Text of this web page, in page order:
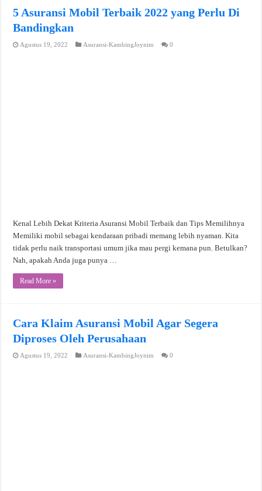
5 Asuransi Mobil Terbaik 2022 yang Perlu Di
Bandingkan
Agustus 19, 2022 Asuransi-KambingJoynim 0
Kenal Lebih Dekat Kriteria Asuransi Mobil Terbaik dan Tips Memilihnya
Memiliki mobil sebagai kendaraan pribadi memang lebih nyaman. Kita
tidak perlu naik transportasi umum jika mau pergi kemana pun. Betulkan?
Nah, apakah Anda juga punya …
Read More »
Cara Klaim Asuransi Mobil Agar Segera
Diproses Oleh Perusahaan
Agustus 19, 2022 Asuransi-KambingJoynim 0